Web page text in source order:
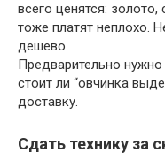
всего ценятся: золото,
тоже платят неплохо.
дешево.
Предварительно нужно
стоит ли “овчинка
доставку.
Сдать технику за